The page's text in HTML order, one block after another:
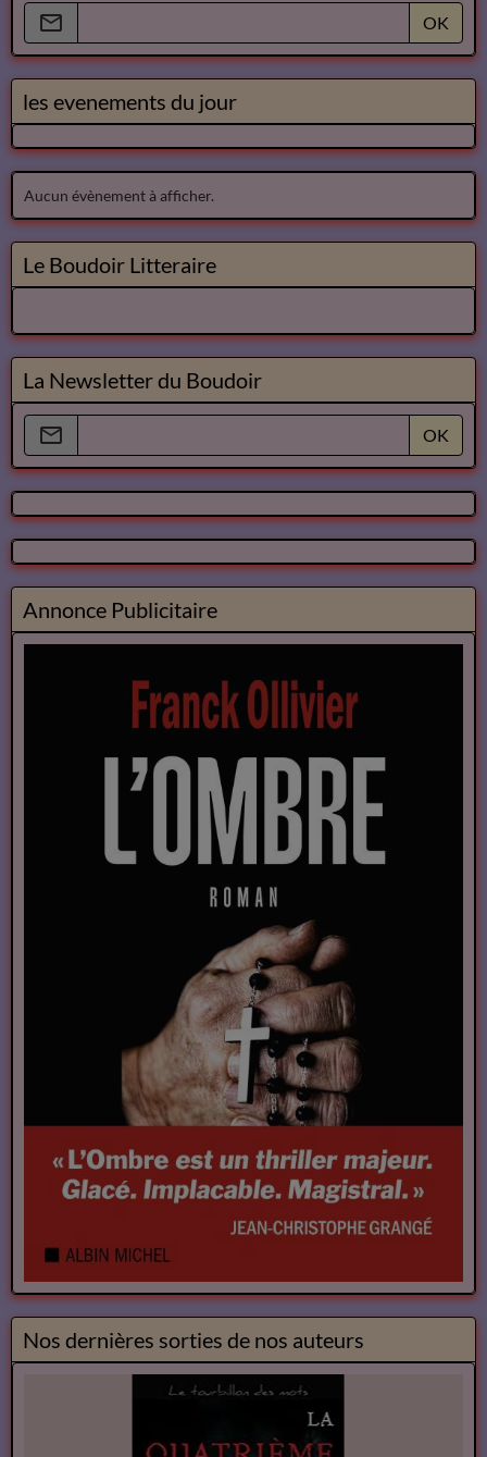
OK
les evenements du jour
Aucun évènement à afficher.
Le Boudoir Litteraire
La Newsletter du Boudoir
OK
Annonce Publicitaire
Nos dernières sorties de nos auteurs